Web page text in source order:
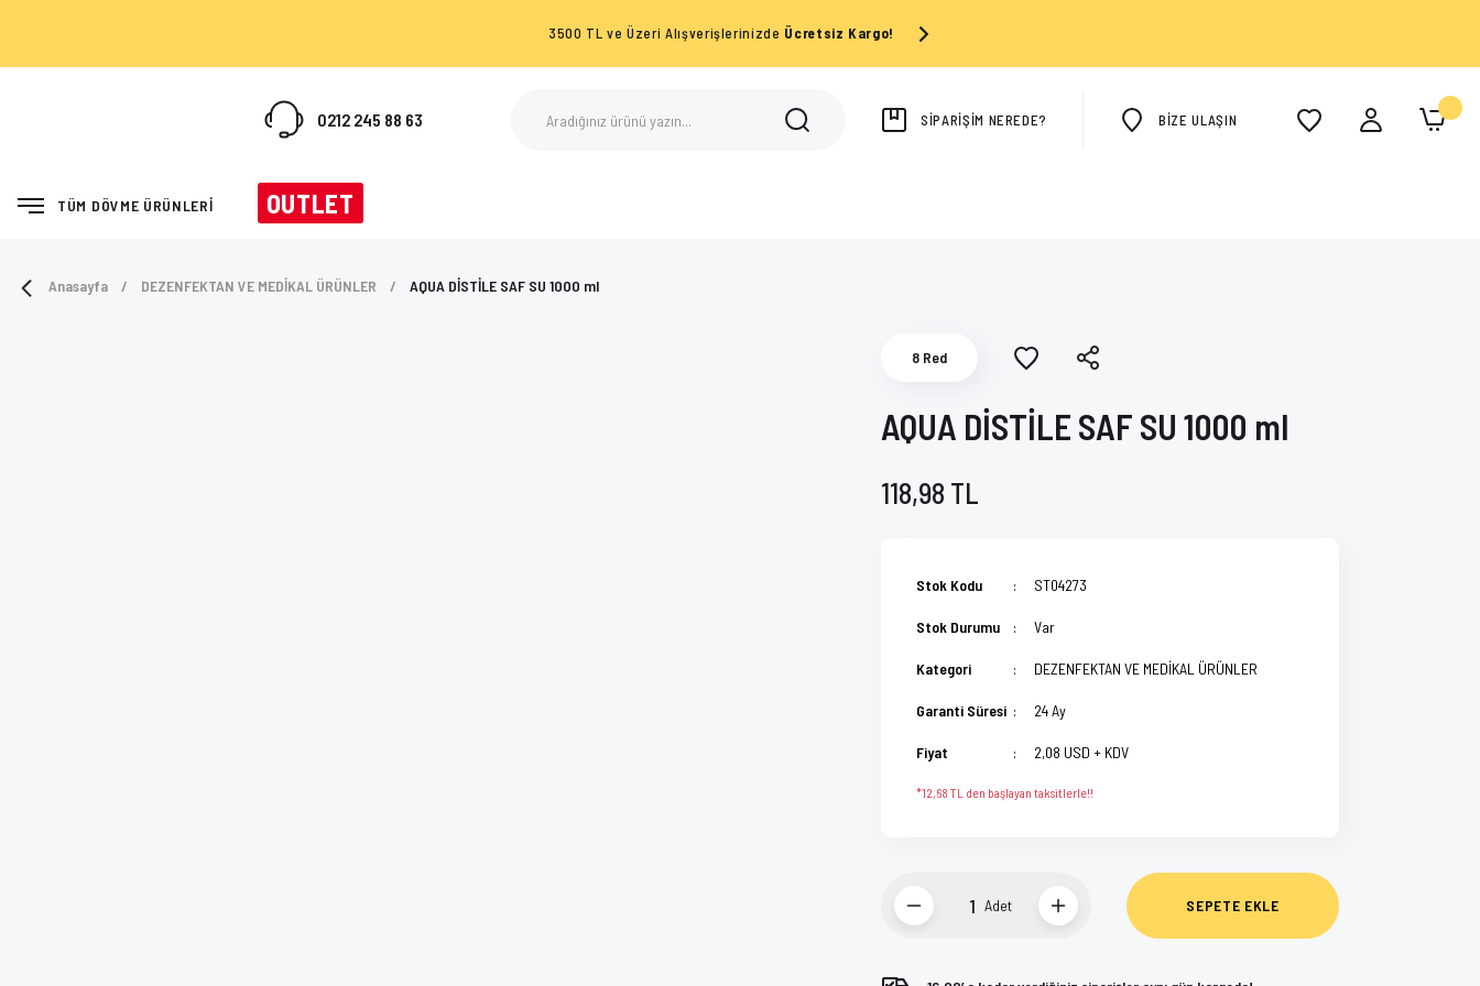
3500 TL ve Üzeri Alışverişlerinizde Ücretsiz Kargo!
0212 245 88 63 SİPARİŞİM NEREDE? BİZE ULAŞIN
TÜM DÖVME ÜRÜNLERİ OUTLET
Anasayfa DEZENFEKTAN VE MEDİKAL ÜRÜNLER AQUA DİSTİLE SAF SU 1000 ml
8 Red
AQUA DİSTİLE SAF SU 1000 ml
118,98 TL
Stok Kodu ST04273
Stok Durumu Var
Kategori DEZENFEKTAN VE MEDİKAL ÜRÜNLER
Garanti Süresi 24 Ay
Fiyat 2,08 USD + KDV
*12,68 TL den başlayan taksitlerle!!
Adet SEPETE EKLE